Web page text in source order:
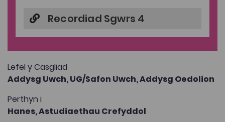
Recordiad Sgwrs 4
Lefel y Casgliad
Addysg Uwch,UG/Safon Uwch,Addysg Oedolion
Perthyn i
Hanes,Astudiaethau Crefyddol